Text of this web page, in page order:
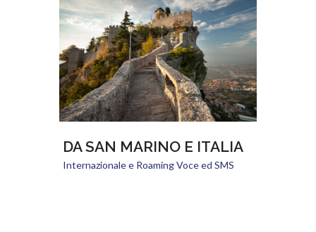
DA SAN MARINO E ITALIA
Internazionale e Roaming Voce ed SMS